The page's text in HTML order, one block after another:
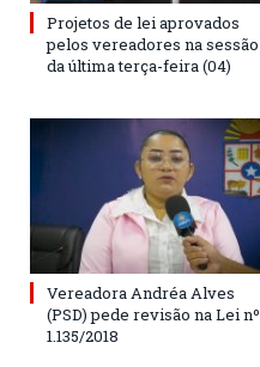
Projetos de lei aprovados
pelos vereadores na sessão
da última terça-feira (04)
Vereadora Andréa Alves
(PSD) pede revisão na Lei nº
1.135/2018